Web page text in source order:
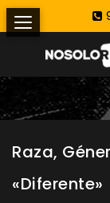
Raza,
«diferente»